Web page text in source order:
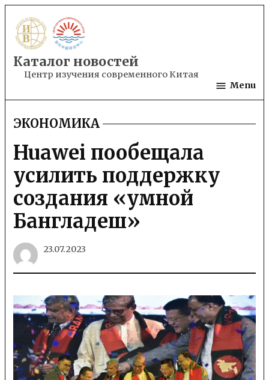
to
content
Каталог новостей
Центр изучения современного Китая
Menu
POSTED
IN
ЭКОНОМИКА
Huawei пообещала
усилить поддержку
создания «умной
Бангладеш»
23.07.2023